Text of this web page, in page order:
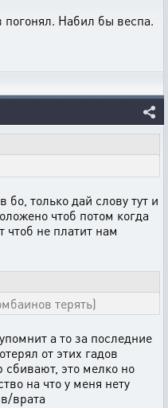
Набил бы веспа.
бо, только дай слову тут и
чтоб потом когда
чтоб не платит нам
терять)
а то за последние
от этих гадов
сбивают, это мелко но
на что у меня нету
врата